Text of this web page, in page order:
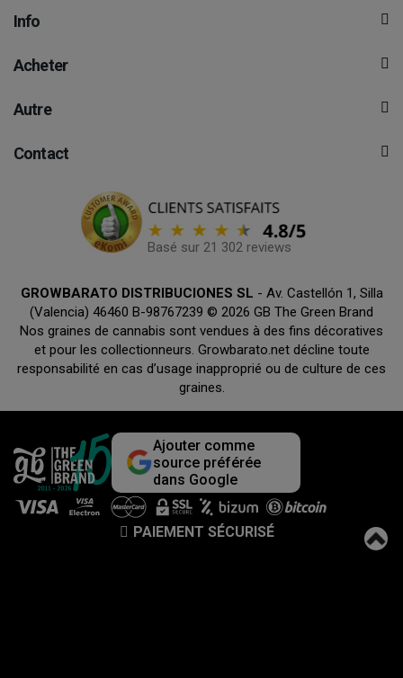
Info
Acheter
Autre
Contact
Basé sur 21 302 reviews
GROWBARATO DISTRIBUCIONES SL - Av. Castellón 1, Silla
(Valencia) 46460 B-98767239 © 2026 GB The Green Brand
Nos graines de cannabis sont vendues à des fins décoratives
et pour les collectionneurs. Growbarato.net décline toute
responsabilité en cas d’usage inapproprié ou de culture de ces
graines.
Ajouter comme
source préférée
dans Google
PAIEMENT SÉCURISÉ